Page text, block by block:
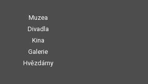
Muzea
Divadla
Kina
Galerie
Hvězdárny